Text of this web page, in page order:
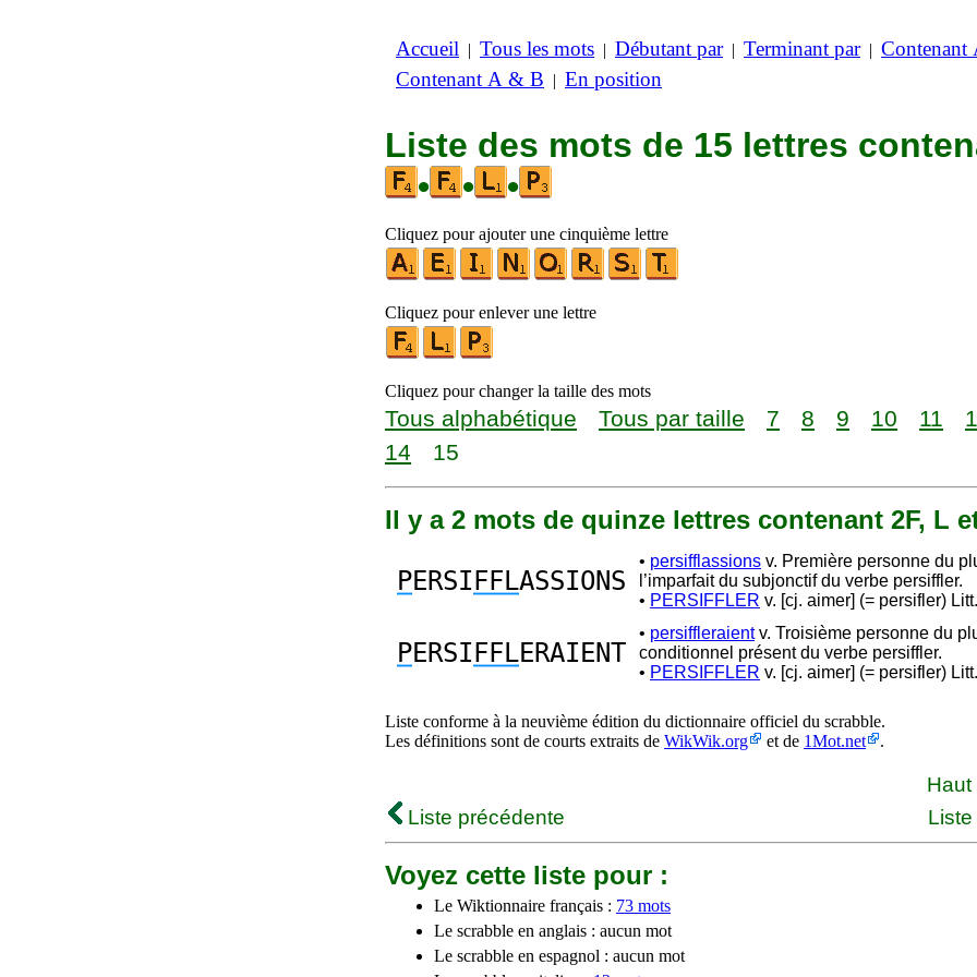
Accueil | Tous les mots | Débutant par| Terminant par| Contenant
Contenant A & B | En position
Liste des mots de 15 lettres
•
• •
Cliquez pour ajouter une cinquième lettre
Cliquez pour enlever une lettre
Cliquez pour changer la taille des mots
Tous alphabétique Tous par taille 7 8 9 10 11
14
15
Il y a 2 mots de quinze lettres contenant 2F, L
PERSI FFLASSIONS
• persifflassions v. Première personne du
l’imparfait du subjonctif du verbe persiffler.
• PERSIFFLER v. [cj. aimer] (= persifler)
PERSI FFLERAIENT
• persiffleraientv. Troisième personne du
conditionnel présent du verbe persiffler.
• PERSIFFLER v. [cj. aimer] (= persifler)
Liste conforme à la neuvième édition du dictionnaire officiel du scrabble.
Les définitions sont de courts extraits de WikWik.org et de 1Mot.net .
Haut
Liste précédente
Voyez cette liste pour :
Le Wiktionnaire français : 73 mots
Le scrabble en anglais : aucun mot
Le scrabble en espagnol : aucun mot